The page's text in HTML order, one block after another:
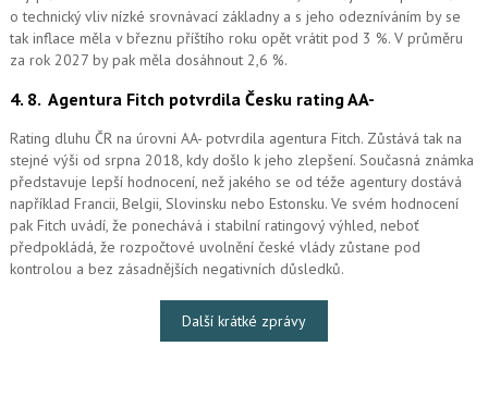
o technický vliv nízké srovnávací základny a s jeho odezníváním by se
tak inflace měla v březnu příštího roku opět vrátit pod 3 %. V průměru
za rok 2027 by pak měla dosáhnout 2,6 %.
4. 8. Agentura Fitch potvrdila Česku rating AA-
Rating dluhu ČR na úrovni AA- potvrdila agentura Fitch. Zůstává tak na
stejné výši od srpna 2018, kdy došlo k jeho zlepšení. Současná známka
představuje lepší hodnocení, než jakého se od téže agentury dostává
například Francii, Belgii, Slovinsku nebo Estonsku. Ve svém hodnocení
pak Fitch uvádí, že ponechává i stabilní ratingový výhled, neboť
předpokládá, že rozpočtové uvolnění české vlády zůstane pod
kontrolou a bez zásadnějších negativních důsledků.
Další krátké zprávy